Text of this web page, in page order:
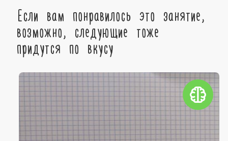
Если вам понравилось это занятие,
возможно, следующие тоже
придутся по вкусу